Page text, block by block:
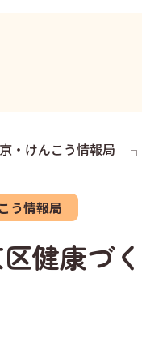
京・けんこう情報局
う情報局
健康づ